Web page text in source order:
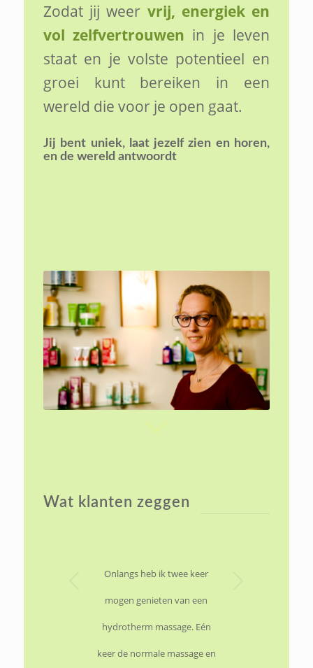
Zodat jij weer vrij, energiek en
vol zelfvertrouwen in je leven
staat en je volste potentieel en
groei kunt bereiken in een
wereld die voor je open gaat.
Jij bent uniek, laat jezelf zien en horen,
en de wereld antwoordt
Wat klanten zeggen
Onlangs heb ik twee keer
mogen genieten van een
hydrotherm massage. Eén
keer de normale massage en
Volgende